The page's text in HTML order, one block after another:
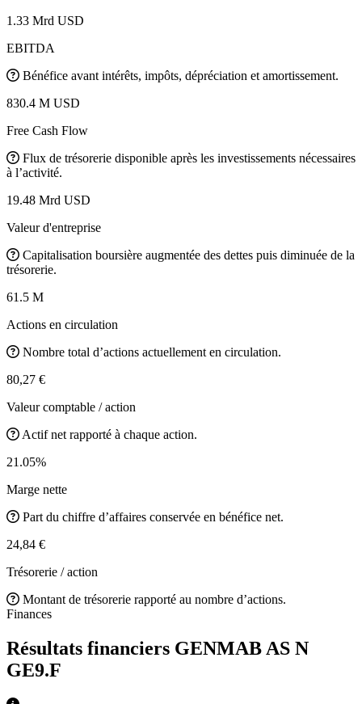
1.33 Mrd USD
EBITDA
Bénéfice avant intérêts, impôts, dépréciation et amortissement.
830.4 M USD
Free Cash Flow
Flux de trésorerie disponible après les investissements nécessaires
à l’activité.
19.48 Mrd USD
Valeur d'entreprise
Capitalisation boursière augmentée des dettes puis diminuée de la
trésorerie.
61.5 M
Actions en circulation
Nombre total d’actions actuellement en circulation.
80,27 €
Valeur comptable / action
Actif net rapporté à chaque action.
21.05%
Marge nette
Part du chiffre d’affaires conservée en bénéfice net.
24,84 €
Trésorerie / action
Montant de trésorerie rapporté au nombre d’actions.
Finances
Résultats financiers GENMAB AS N
GE9.F